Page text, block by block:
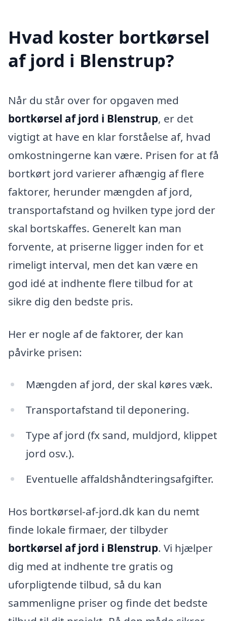
Hvad koster bortkørsel
af jord i Blenstrup?
Når du står over for opgaven med
bortkørsel af jord i Blenstrup, er det
vigtigt at have en klar forståelse af, hvad
omkostningerne kan være. Prisen for at få
bortkørt jord varierer afhængig af flere
faktorer, herunder mængden af jord,
transportafstand og hvilken type jord der
skal bortskaffes. Generelt kan man
forvente, at priserne ligger inden for et
rimeligt interval, men det kan være en
god idé at indhente flere tilbud for at
sikre dig den bedste pris.
Her er nogle af de faktorer, der kan
påvirke prisen:
Mængden af jord, der skal køres væk.
Transportafstand til deponering.
Type af jord (fx sand, muldjord, klippet
jord osv.).
Eventuelle affaldshåndteringsafgifter.
Hos bortkørsel-af-jord.dk kan du nemt
finde lokale firmaer, der tilbyder
bortkørsel af jord i Blenstrup. Vi hjælper
dig med at indhente tre gratis og
uforpligtende tilbud, så du kan
sammenligne priser og finde det bedste